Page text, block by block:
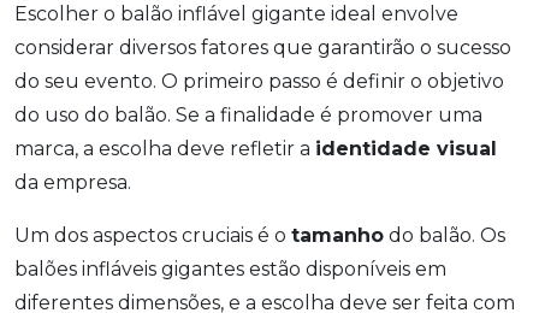
Escolher o balão inflável gigante ideal envolve
considerar diversos fatores que garantirão o sucesso
do seu evento. O primeiro passo é definir o objetivo
do uso do balão. Se a finalidade é promover uma
marca, a escolha deve refletir a identidade visual
da empresa.
Um dos aspectos cruciais é o tamanho do balão. Os
balões infláveis gigantes estão disponíveis em
diferentes dimensões, e a escolha deve ser feita com